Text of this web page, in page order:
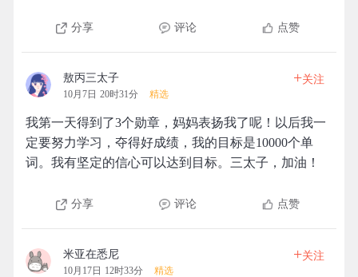
分享 评论 点赞
敖丙三太子
10月7日 20时31分 精选
+关注
我第一天得到了3个勋章，妈妈表扬我了呢！以后我一
定要努力学习，夺得好成绩，我的目标是10000个单
词。我有坚定的信心可以达到目标。三太子，加油！
分享 评论 点赞
米亚在悉尼
10月17日 12时33分 精选
+关注